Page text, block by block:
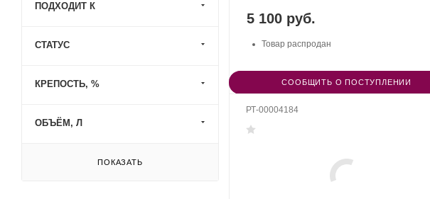
5 100 руб.
Товар распродан
СООБЩИТЬ О ПОСТУПЛЕНИИ
РТ-00004184
ПОДХОДИТ К
СТАТУС
КРЕПОСТЬ, %
ОБЪЁМ, Л
ПОКАЗАТЬ